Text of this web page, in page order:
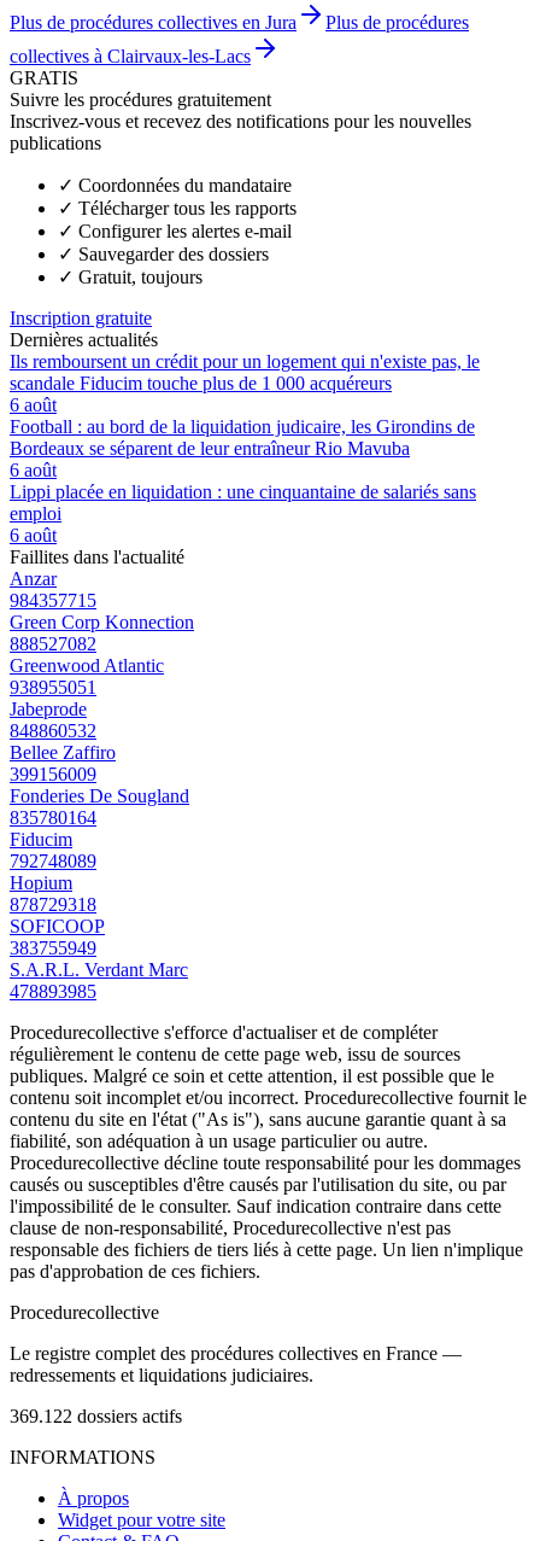
Plus de procédures collectives en Jura
Plus de procédures
collectives à Clairvaux-les-Lacs
GRATIS
Suivre les procédures gratuitement
Inscrivez-vous et recevez des notifications pour les nouvelles
publications
✓ Coordonnées du mandataire
✓ Télécharger tous les rapports
✓ Configurer les alertes e-mail
✓ Sauvegarder des dossiers
✓ Gratuit, toujours
Inscription gratuite
Dernières actualités
Ils remboursent un crédit pour un logement qui n'existe pas, le
scandale Fiducim touche plus de 1 000 acquéreurs
6 août
Football : au bord de la liquidation judicaire, les Girondins de
Bordeaux se séparent de leur entraîneur Rio Mavuba
6 août
Lippi placée en liquidation : une cinquantaine de salariés sans
emploi
6 août
Faillites dans l'actualité
Anzar
984357715
Green Corp Konnection
888527082
Greenwood Atlantic
938955051
Jabeprode
848860532
Bellee Zaffiro
399156009
Fonderies De Sougland
835780164
Fiducim
792748089
Hopium
878729318
SOFICOOP
383755949
S.A.R.L. Verdant Marc
478893985
Procedurecollective s'efforce d'actualiser et de compléter
régulièrement le contenu de cette page web, issu de sources
publiques. Malgré ce soin et cette attention, il est possible que le
contenu soit incomplet et/ou incorrect. Procedurecollective fournit le
contenu du site en l'état ("As is"), sans aucune garantie quant à sa
fiabilité, son adéquation à un usage particulier ou autre.
Procedurecollective décline toute responsabilité pour les dommages
causés ou susceptibles d'être causés par l'utilisation du site, ou par
l'impossibilité de le consulter. Sauf indication contraire dans cette
clause de non-responsabilité, Procedurecollective n'est pas
responsable des fichiers de tiers liés à cette page. Un lien n'implique
pas d'approbation de ces fichiers.
Procedurecollective
Le registre complet des procédures collectives en France —
redressements et liquidations judiciaires.
369.122 dossiers actifs
INFORMATIONS
À propos
Widget pour votre site